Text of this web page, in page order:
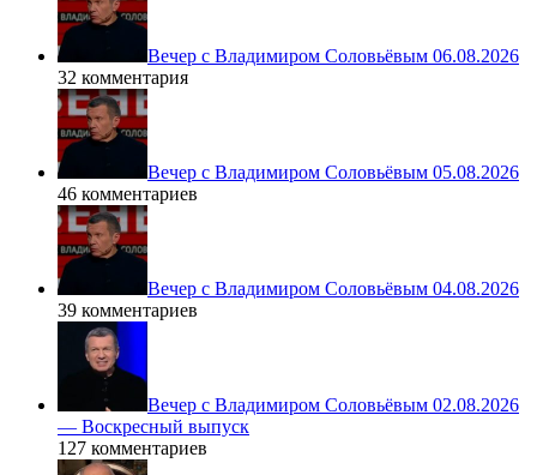
Вечер с Владимиром Соловьёвым 06.08.2026
32 комментария
Вечер с Владимиром Соловьёвым 05.08.2026
46 комментариев
Вечер с Владимиром Соловьёвым 04.08.2026
39 комментариев
Вечер с Владимиром Соловьёвым 02.08.2026
— Воскресный выпуск
127 комментариев